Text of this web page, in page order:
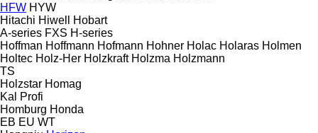
HFW HYW
Hitachi Hiwell
Hobart
A-series FXS H-series
Hoffman Hoffmann Hofmann Hohner Holac Holaras Holmen
Holtec Holz-Her Holzkraft Holzma Holzmann
TS
Holzstar Homag
Kal
Profi
Homburg Honda
EB EU WT